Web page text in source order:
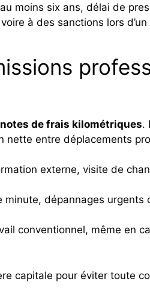
moins six ans, délai de
à des sanctions lors d’un
notes de frais kilométriques.
entre déplacements
externe, visite de
minute, dépannages
conventionnel, même en
capitale pour éviter toute